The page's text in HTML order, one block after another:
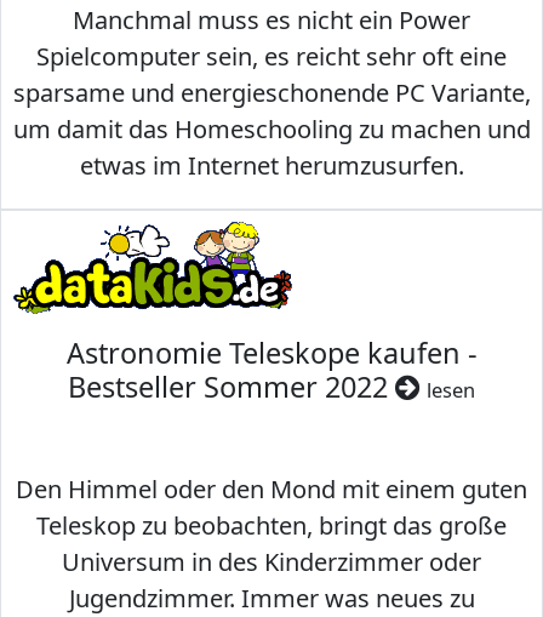
Manchmal muss es nicht ein Power
Spielcomputer sein, es reicht sehr oft eine
sparsame und energieschonende PC Variante,
um damit das Homeschooling zu machen und
etwas im Internet herumzusurfen.
Astronomie Teleskope kaufen -
Bestseller Sommer 2022
lesen
Den Himmel oder den Mond mit einem guten
Teleskop zu beobachten, bringt das große
Universum in des Kinderzimmer oder
Jugendzimmer. Immer was neues zu